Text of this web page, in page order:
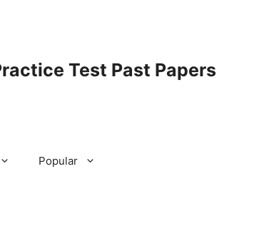
Test Past Papers
Popular